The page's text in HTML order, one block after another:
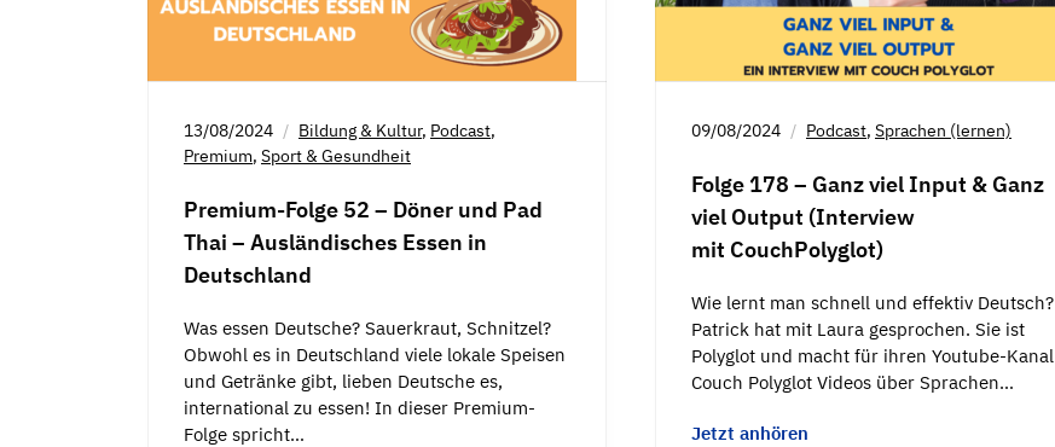
13/08/2024 Bildung & Kultur, Podcast,
Premium, Sport & Gesundheit
Premium-Folge 52 – Döner und Pad
Thai – Ausländisches Essen in
Deutschland
Was essen Deutsche? Sauerkraut, Schnitzel?
Obwohl es in Deutschland viele lokale Speisen
und Getränke gibt, lieben Deutsche es,
international zu essen! In dieser Premium-
Folge spricht…
09/08/2024 Podcast, Sprachen (lernen)
Folge 178 – Ganz viel Input & Ganz
viel Output (Interview
mit ‪CouchPolyglot‬)
Wie lernt man schnell und effektiv Deutsch?
Patrick hat mit Laura gesprochen. Sie ist
Polyglot und macht für ihren Youtube-Kanal
Couch Polyglot Videos über Sprachen…
Jetzt anhören